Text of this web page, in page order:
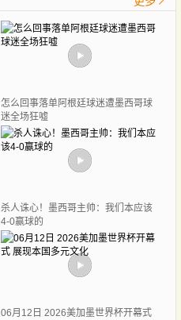
怎么回事落单阿根廷球迷遭墨西哥球
迷全场狂嘘
杀人诛心！墨西哥主帅：我们本应该
4-0赢球的
06月12日 2026美加墨世界杯开幕式